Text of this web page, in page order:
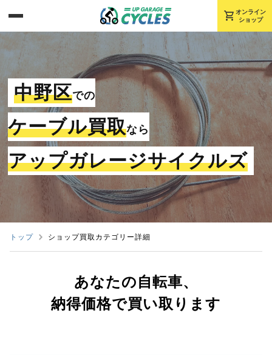
shopping_cart オンライン
ショップ
中野区での
ケーブル買取なら
アップガレージサイクルズ
トップ ショップ買取カテゴリー詳細
あなたの自転車、
納得価格で買い取ります